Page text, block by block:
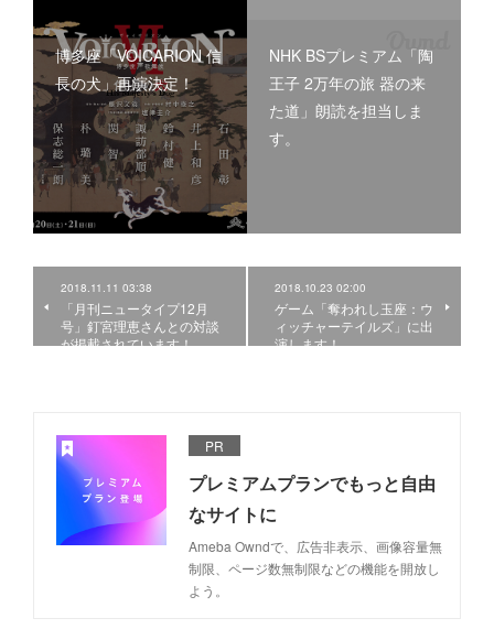
博多座「VOICARION 信
長の犬」再演決定！
NHK BSプレミアム「陶
王子 2万年の旅 器の来
た道」朗読を担当しま
す。
2018.11.11 03:38
「月刊ニュータイプ12月
号」釘宮理恵さんとの対談
が掲載されています！
2018.10.23 02:00
ゲーム「奪われし玉座：ウ
ィッチャーテイルズ」に出
演します！
PR
プレミアムプランでもっと自由
なサイトに
Ameba Owndで、広告非表示、画像容量無
制限、ページ数無制限などの機能を開放し
よう。